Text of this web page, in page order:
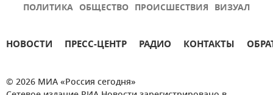
ПОЛИТИКА ОБЩЕСТВО ПРОИСШЕСТВИЯ ВИЗУАЛ
НОВОСТИ ПРЕСС-ЦЕНТР РАДИО КОНТАКТЫ
© 2026 МИА «Россия сегодня»